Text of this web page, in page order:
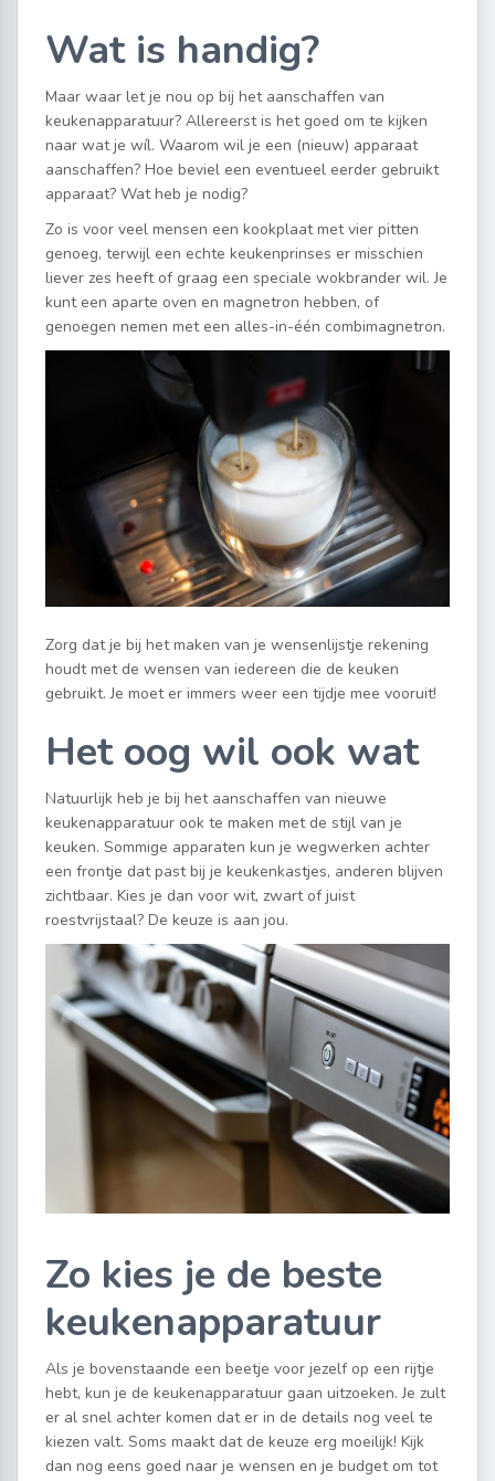
Wat is handig?
Maar waar let je nou op bij het aanschaffen van
keukenapparatuur? Allereerst is het goed om te kijken
naar wat je wíl. Waarom wil je een (nieuw) apparaat
aanschaffen? Hoe beviel een eventueel eerder gebruikt
apparaat? Wat heb je nodig?
Zo is voor veel mensen een kookplaat met vier pitten
genoeg, terwijl een echte keukenprinses er misschien
liever zes heeft of graag een speciale wokbrander wil. Je
kunt een aparte oven en magnetron hebben, of
genoegen nemen met een alles-in-één combimagnetron.
Zorg dat je bij het maken van je wensenlijstje rekening
houdt met de wensen van iedereen die de keuken
gebruikt. Je moet er immers weer een tijdje mee vooruit!
Het oog wil ook wat
Natuurlijk heb je bij het aanschaffen van nieuwe
keukenapparatuur ook te maken met de stijl van je
keuken. Sommige apparaten kun je wegwerken achter
een frontje dat past bij je keukenkastjes, anderen blijven
zichtbaar. Kies je dan voor wit, zwart of juist
roestvrijstaal? De keuze is aan jou.
Zo kies je de beste
keukenapparatuur
Als je bovenstaande een beetje voor jezelf op een rijtje
hebt, kun je de keukenapparatuur gaan uitzoeken. Je zult
er al snel achter komen dat er in de details nog veel te
kiezen valt. Soms maakt dat de keuze erg moeilijk! Kijk
dan nog eens goed naar je wensen en je budget om tot